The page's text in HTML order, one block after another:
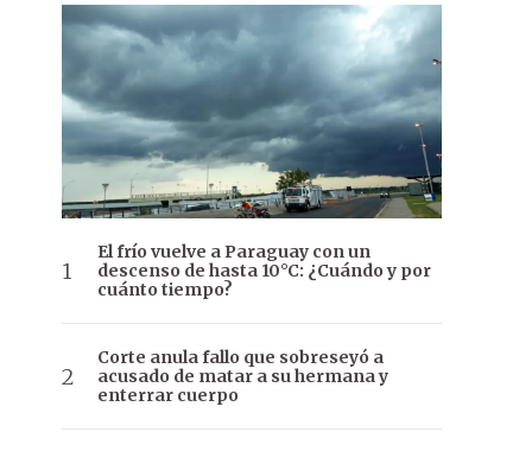
El frío vuelve a Paraguay con un
descenso de hasta 10°C: ¿Cuándo y por
cuánto tiempo?
Corte anula fallo que sobreseyó a
acusado de matar a su hermana y
enterrar cuerpo